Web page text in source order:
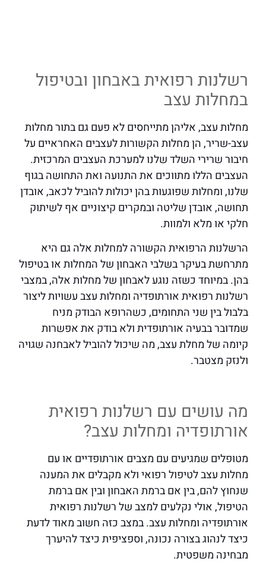
רשלנות רפואית באבחון ובטיפול
במחלות עצב
מחלות עצב, אליהן מתייחסים לא פעם גם בתור מחלות
עצב-שריר, הן מחלות הקשורות לעצבים האחראיים על
חיבור שרירי השלד שלנו למערכת העצבים המרכזית.
העצבים הללו מתווכים את התנועה ואת התחושה בגוף
שלנו, ומחלות שפוגעות בהן יכולות להוביל לכאב, אובדן
תחושה, אובדן שליטה ובמקרים קיצוניים אף לשיתוק
חלקי או מלא ולמוות.
הרשלנות הרפואית הקשורה למחלות אלה גם היא
מתרחשת בעיקר בשלבי האבחון של המחלות או בטיפול
בהן. במיוחד כשזה נוגע לאבחון של מחלות אלה, במצבי
רשלנות רפואית אורתופדיה ומחלות עצב עשויות ליצור
בלבול בין שני התחומים, כשהרופא הבודק מניח
שמדובר בבעיה אורתופדית ולא בודק את אפשרות
קיומה של מחלת עצב, מה שיכול להוביל לאבחנה שגויה
ולנזק מצטבר.
מה עושים עם רשלנות רפואית
אורתופדיה ומחלות עצב?
מטופלים שמגיעים עם מצבים אורתופדיים או עם
מחלות עצב לטיפול רפואי ולא מקבלים את המענה
שנחוץ להם, בין אם ברמת האבחון ובין אם ברמת
הטיפול, אולי נקלעים למצב של רשלנות רפואית
אורתופדיה ומחלות עצב. במצב כזה חשוב מאוד לדעת
כיצד לנהוג בצורה נכונה, וספציפית כיצד להיערך
מבחינה משפטית.